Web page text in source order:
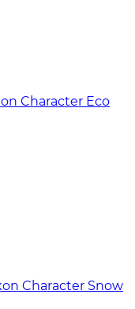
Character Eco
Character Snow